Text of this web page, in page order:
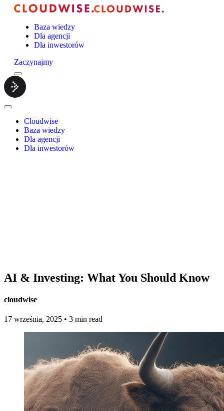
Baza wiedzy
Dla agencji
Dla inwestorów
Zaczynajmy
Menu
Cloudwise.
Close
Cloudwise
Baza wiedzy
Dla agencji
Dla inwestorów
AI & Investing: What You Should Know
cloudwise
17 września, 2025 • 3 min read